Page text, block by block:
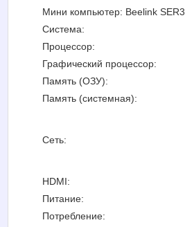
Мини компьютер: Beelink SER3
Система:
Процессор:
Графический процессор:
Память (ОЗУ):
Память (системная):
Сеть:
HDMI:
Питание:
Потребление: